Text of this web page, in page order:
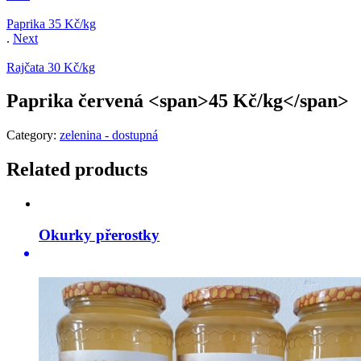
Paprika 35 Kč/kg
. Next
Rajčata 30 Kč/kg
Paprika červená <span>45 Kč/kg</span>
Category: zelenina - dostupná
Related products
Okurky přerostky